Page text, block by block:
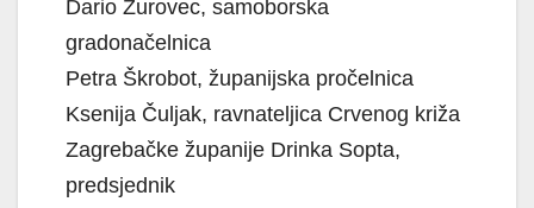
Dario Zurovec, samoborska
gradonačelnica
Petra Škrobot, županijska pročelnica
Ksenija Čuljak, ravnateljica Crvenog križa
Zagrebačke županije Drinka Sopta,
predsjednik